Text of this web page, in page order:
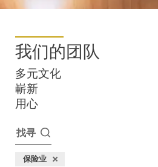
我们的团队
多元文化
嶄新
用心
找寻
保险业